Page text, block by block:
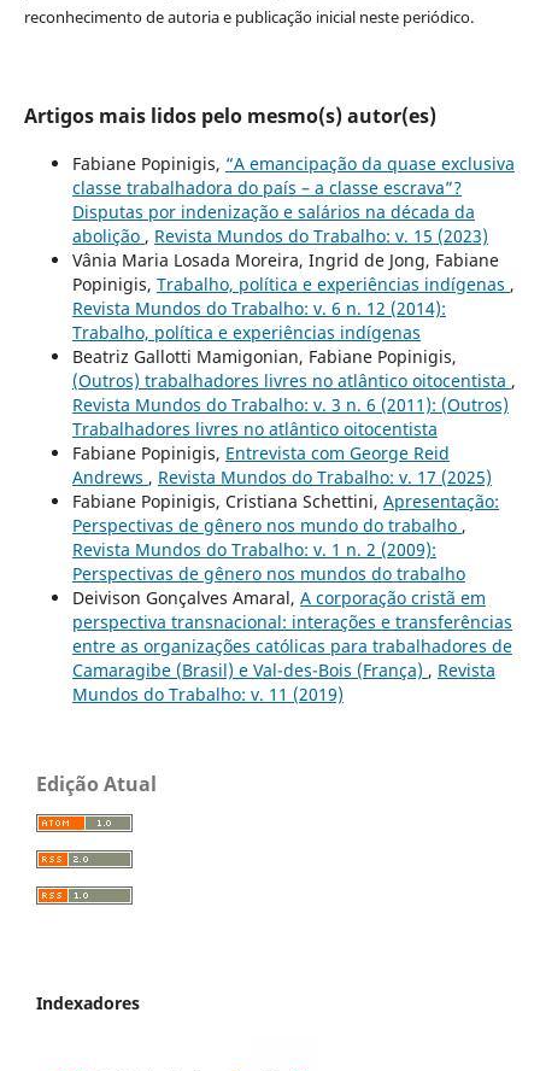
reconhecimento de autoria e publicação inicial neste periódico.
Artigos mais lidos pelo mesmo(s) autor(es)
Fabiane Popinigis, “A emancipação da quase exclusiva
classe trabalhadora do país – a classe escrava”?
Disputas por indenização e salários na década da
abolição , Revista Mundos do Trabalho: v. 15 (2023)
Vânia Maria Losada Moreira, Ingrid de Jong, Fabiane
Popinigis, Trabalho, política e experiências indígenas ,
Revista Mundos do Trabalho: v. 6 n. 12 (2014):
Trabalho, política e experiências indígenas
Beatriz Gallotti Mamigonian, Fabiane Popinigis,
(Outros) trabalhadores livres no atlântico oitocentista ,
Revista Mundos do Trabalho: v. 3 n. 6 (2011): (Outros)
Trabalhadores livres no atlântico oitocentista
Fabiane Popinigis, Entrevista com George Reid
Andrews , Revista Mundos do Trabalho: v. 17 (2025)
Fabiane Popinigis, Cristiana Schettini, Apresentação:
Perspectivas de gênero nos mundo do trabalho ,
Revista Mundos do Trabalho: v. 1 n. 2 (2009):
Perspectivas de gênero nos mundos do trabalho
Deivison Gonçalves Amaral, A corporação cristã em
perspectiva transnacional: interações e transferências
entre as organizações católicas para trabalhadores de
Camaragibe (Brasil) e Val-des-Bois (França) , Revista
Mundos do Trabalho: v. 11 (2019)
Edição Atual
Indexadores